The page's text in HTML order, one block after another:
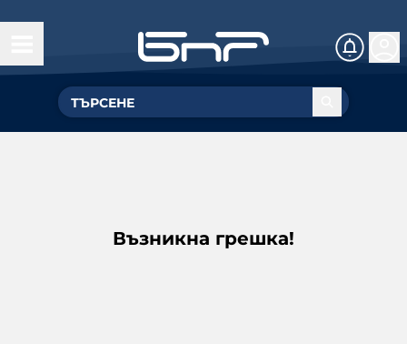
Възникна грешка!